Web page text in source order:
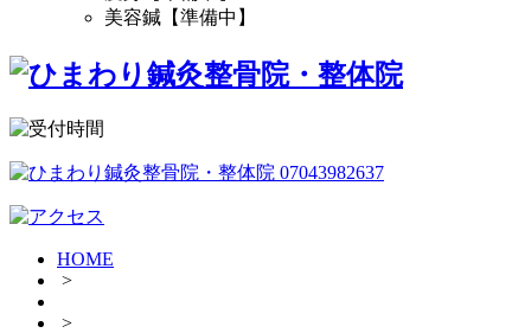
美容鍼【準備中】
HOME
>
>